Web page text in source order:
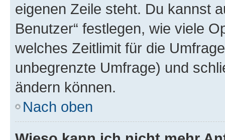
eigenen Zeile steht. Du kannst
Benutzer“ festlegen, wie viele
welches Zeitlimit für die
unbegrenzte Umfrage) und
ändern können.
Nach oben